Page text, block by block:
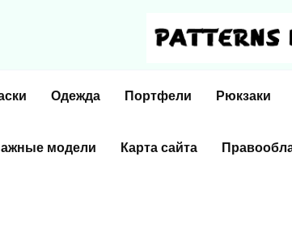
Одежда Портфели Рюкзаки
модели Карта сайта